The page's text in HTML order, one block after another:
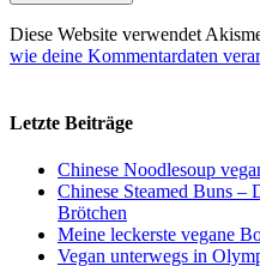
Diese Website verwendet
wie deine Kommentardaten
Letzte Beiträge
Chinese Noodlesoup
Chinese Steamed Buns –
Brötchen
Meine leckerste vegane
Vegan unterwegs in